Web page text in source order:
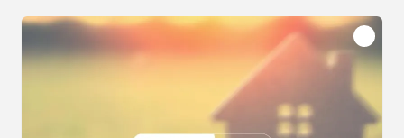
informations sur les risques auxquels ce bien est exposé
sont disponibles sur le site Géorisques :
www.georisques.gouv.fr